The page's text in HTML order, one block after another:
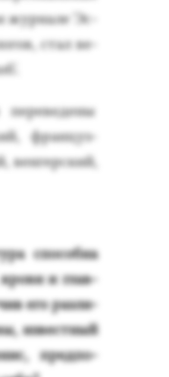
жур­на­ле 'Эс­
стал ве­
пе­реве­дены
фран­цуз­
вен­гер­ский,
спо­соб­на
и глав­
его раз­ли­
из­вес­тный
пред­по­